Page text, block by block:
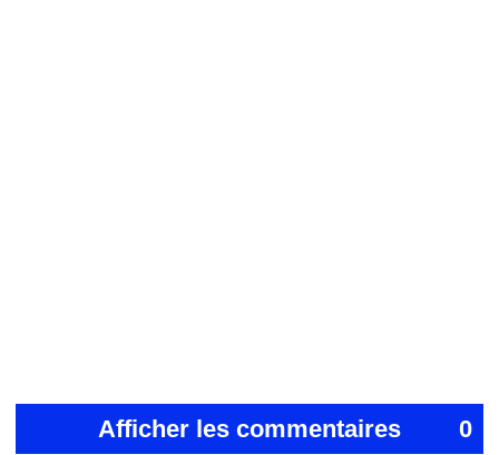
Afficher les commentaires 0